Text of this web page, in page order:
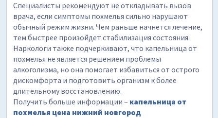
Специалисты рекомендуют не откладывать вызов
врача, если симптомы похмелья сильно нарушают
обычный режим жизни. Чем раньше начнется лечение,
тем быстрее произойдет стабилизация состояния.
Наркологи также подчеркивают, что капельница от
похмелья не является решением проблемы
алкоголизма, но она помогает избавиться от острого
дискомфорта и подготовить организм к более
длительному восстановлению.
Получить больше информации – капельница от
похмелья цена нижний новгород